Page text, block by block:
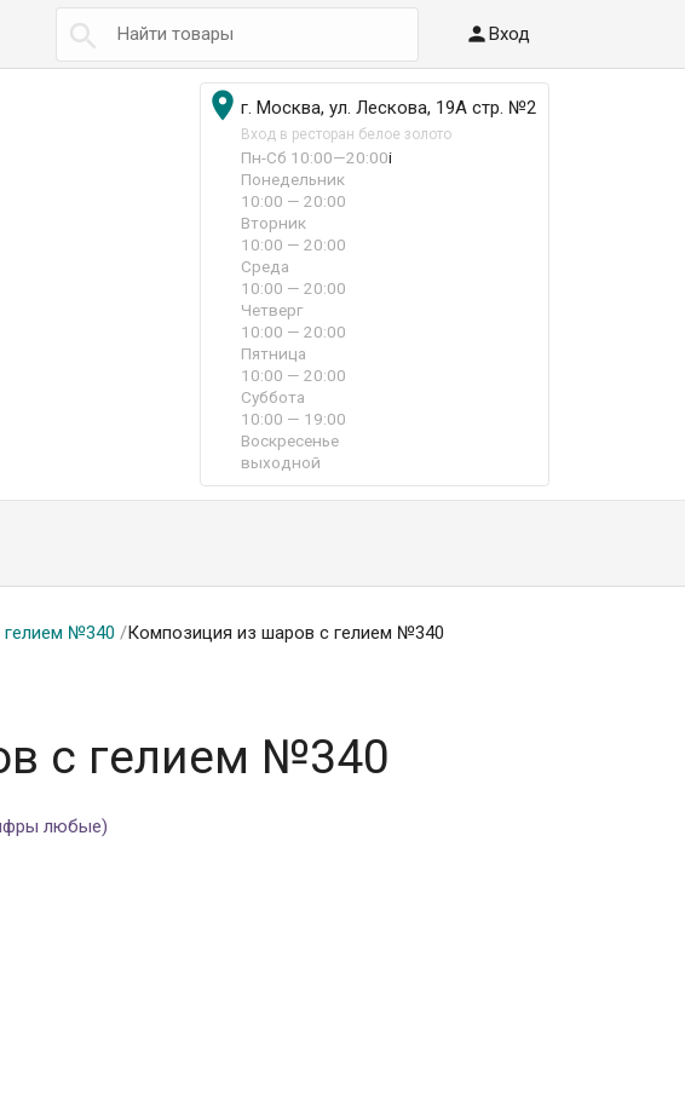
 Вход
 г. Москва, ул. Лескова, 19А стр. №2
Вход в ресторан белое золото
Пн-Сб 10:00—20:00i
Понедельник
10:00 — 20:00
Вторник
10:00 — 20:00
Среда
10:00 — 20:00
Четверг
10:00 — 20:00
Пятница
10:00 — 20:00
Суббота
10:00 — 19:00
Воскресенье
выходной
№340 /Композиция из шаров с гелием №340
с гелием №340
любые)